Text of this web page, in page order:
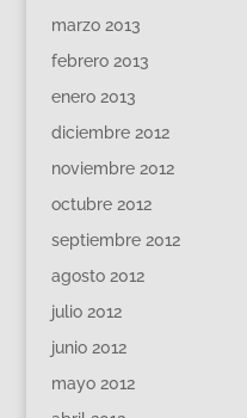
marzo 2013
febrero 2013
enero 2013
diciembre 2012
noviembre 2012
octubre 2012
septiembre 2012
agosto 2012
julio 2012
junio 2012
mayo 2012